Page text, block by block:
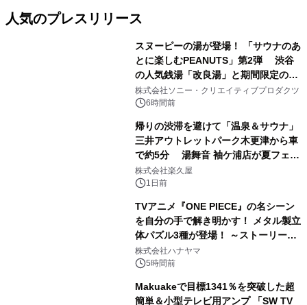
人気のプレスリリース
スヌーピーの湯が登場！ 「サウナのあ
とに楽しむPEANUTS」第2弾 渋谷
の人気銭湯「改良湯」と期間限定のコ
ラボレーション サウナイキタイコラ
ボグッズも発売決定！
株式会社ソニー・クリエイティブプロダクツ
6時間前
帰りの渋滞を避けて「温泉＆サウナ」
三井アウトレットパーク木更津から車
で約5分 湯舞音 袖ケ浦店が夏フェア
メニューを提供
株式会社楽久屋
1日前
TVアニメ『ONE PIECE』の名シーン
を自分の手で解き明かす！ メタル製立
体パズル3種が登場！ ～ストーリーと
ギミックが融合した 大人の体験型パズ
ルが8月7日(金)12時より先行予約受付
株式会社ハナヤマ
5時間前
Makuakeで目標1341％を突破した超
簡単＆小型テレビ用アンプ 「SW TV